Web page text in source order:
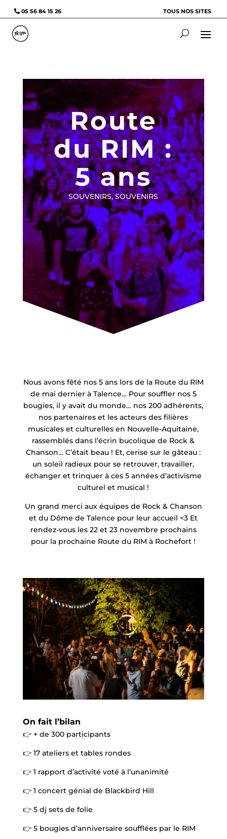
05 56 84 15 26 TOUS NOS SITES
Route
du RIM :
5 ans
SOUVENIRS, SOUVENIRS
Nous avons fêté nos 5 ans lors de la Route du RIM
de mai dernier à Talence… Pour souffler nos 5
bougies, il y avait du monde… nos 200 adhérents,
nos partenaires et les acteurs des filières
musicales et culturelles en Nouvelle-Aquitaine,
rassemblés dans l’écrin bucolique de Rock &
Chanson… C’était beau ! Et, cerise sur le gâteau :
un soleil radieux pour se retrouver, travailler,
échanger et trinquer à ces 5 années d’activisme
culturel et musical !
Un grand merci aux équipes de Rock & Chanson
et du Dôme de Talence pour leur accueil <3 Et
rendez-vous les 22 et 23 novembre prochains
pour la prochaine Route du RIM à Rochefort !
On fait l’bilan
👉 + de 300 participants
👉 17 ateliers et tables rondes
👉 1 rapport d’activité voté à l’unanimité
👉 1 concert génial de Blackbird Hill
👉 5 dj sets de folie
👉 5 bougies d’anniversaire soufflées par le RIM